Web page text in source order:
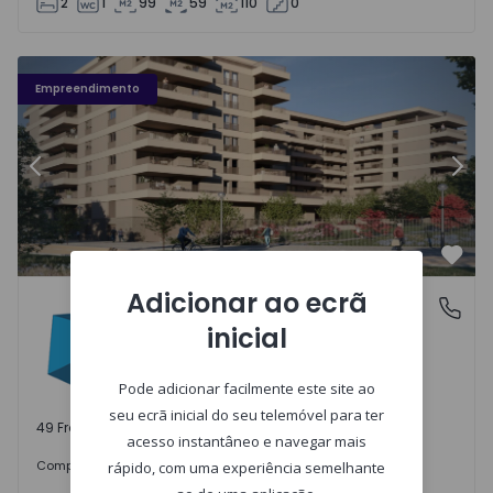
Empreendimento
Fachada PLENO JARDIM - 3
Anterior
Águas Santas, PortoPLENO JARDIM
Águas Santas, Porto
49 Frações disponíveis
Comprar desde 242.000 €
Adicionar ao ecrã
inicial
Pode adicionar facilmente este site ao
seu ecrã inicial do seu telemóvel para ter
acesso instantâneo e navegar mais
rápido, com uma experiência semelhante